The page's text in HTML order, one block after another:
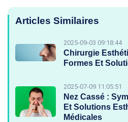
Articles Similaires
2025-09-03 09:18:44
Chirurgie
Formes Et
2025-07-09 11:05:51
Nez Cassé :
Et Solutions
Médicales